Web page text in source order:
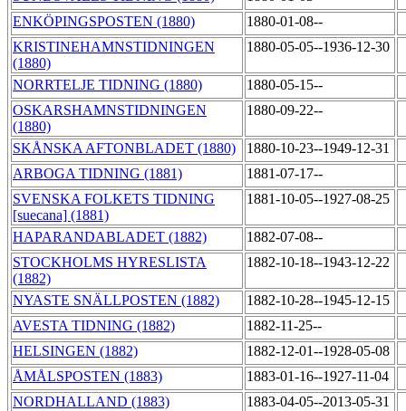
ENKÖPINGSPOSTEN (1880)
1880-01-08--
KRISTINEHAMNSTIDNINGEN
(1880)
1880-05-05--1936-12-30
NORRTELJE TIDNING (1880)
1880-05-15--
OSKARSHAMNSTIDNINGEN
(1880)
1880-09-22--
SKÅNSKA AFTONBLADET (1880)
1880-10-23--1949-12-31
ARBOGA TIDNING (1881)
1881-07-17--
SVENSKA FOLKETS TIDNING
[suecana] (1881)
1881-10-05--1927-08-25
HAPARANDABLADET (1882)
1882-07-08--
STOCKHOLMS HYRESLISTA
(1882)
1882-10-18--1943-12-22
NYASTE SNÄLLPOSTEN (1882)
1882-10-28--1945-12-15
AVESTA TIDNING (1882)
1882-11-25--
HELSINGEN (1882)
1882-12-01--1928-05-08
ÅMÅLSPOSTEN (1883)
1883-01-16--1927-11-04
NORDHALLAND (1883)
1883-04-05--2013-05-31